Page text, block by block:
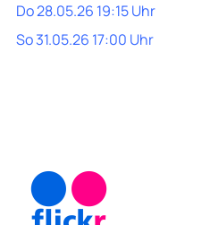
Do 28.05.26 19:15 Uhr
So 31.05.26 17:00 Uhr